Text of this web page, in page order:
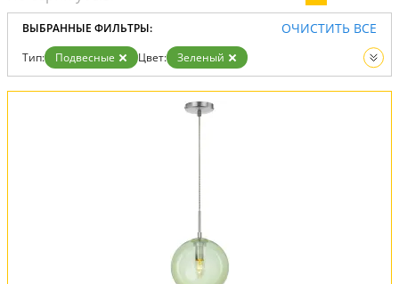
ВЫБРАННЫЕ ФИЛЬТРЫ: ОЧИСТИТЬ ВСЕ
Тип: Подвесные Цвет:
Зеленый
Вид:
Светильники